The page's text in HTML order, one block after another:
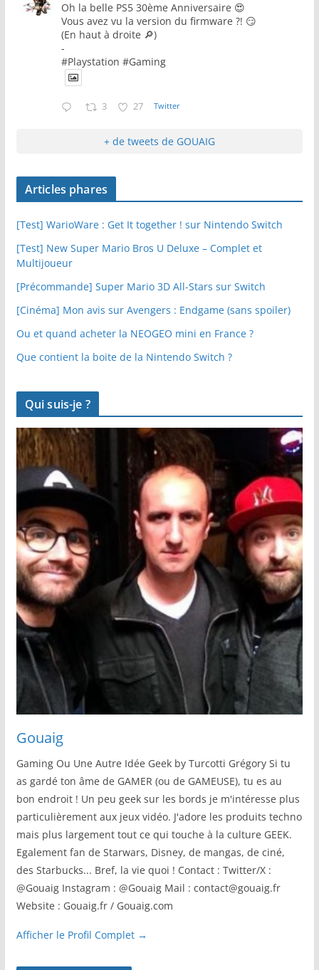
Oh la belle PS5 30ème Anniversaire 😍
Vous avez vu la version du firmware ?! 😏
(En haut à droite 🔎)
-
#Playstation #Gaming
3 27 Twitter
+ de tweets de GOUAIG
Articles phares
[Test] WarioWare : Get It together ! sur Nintendo Switch
[Test] New Super Mario Bros U Deluxe – Complet et
Multijoueur
[Précommande] Super Mario 3D All-Stars sur Switch
[Cinéma] Mon avis sur Avengers : Endgame (sans spoiler)
Ou et quand acheter la NEOGEO mini en France ?
Que contient la boite de la Nintendo Switch ?
Qui suis-je ?
Gouaig
Gaming Ou Une Autre Idée Geek by Turcotti Grégory Si tu
as gardé ton âme de GAMER (ou de GAMEUSE), tu es au
bon endroit ! Un peu geek sur les bords je m'intéresse plus
particulièrement aux jeux vidéo. J'adore les produits techno
mais plus largement tout ce qui touche à la culture GEEK.
Egalement fan de Starwars, Disney, de mangas, de ciné,
des Starbucks... Bref, la vie quoi ! Contact : Twitter/X :
@Gouaig Instagram : @Gouaig Mail : contact@gouaig.fr
Website : Gouaig.fr / Gouaig.com
Afficher le Profil Complet →